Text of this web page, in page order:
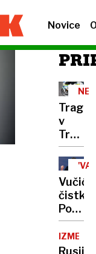
Novice
v
do
smrti
povozil
v
čistke:
Po
izgnali
15
Rusija